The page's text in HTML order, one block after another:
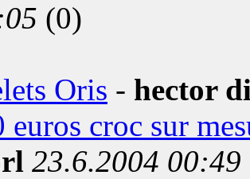
(0)
Oris - hector
euros croc sur
23.6.2004 00:49